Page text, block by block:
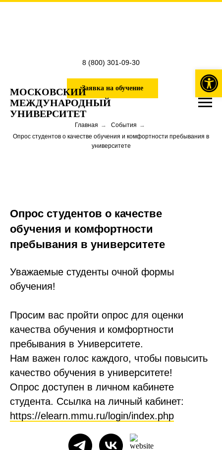
МОСКОВСКИЙ
МЕЖДУНАРОДНЫЙ
УНИВЕРСИТЕТ
8 (800) 301-09-30
Заявка на обучение
Главная → События →
Опрос студентов о качестве обучения и комфортности пребывания в
университете
Опрос студентов о качестве
обучения и комфортности
пребывания в университете
Уважаемые студенты очной формы
обучения!
Просим вас пройти опрос для оценки
качества обучения и комфортности
пребывания в Университете.
Нам важен голос каждого, чтобы повысить
качество обучения в университете!
Опрос доступен в личном кабинете
студента. Ссылка на личный кабинет:
https://elearn.mmu.ru/login/index.php